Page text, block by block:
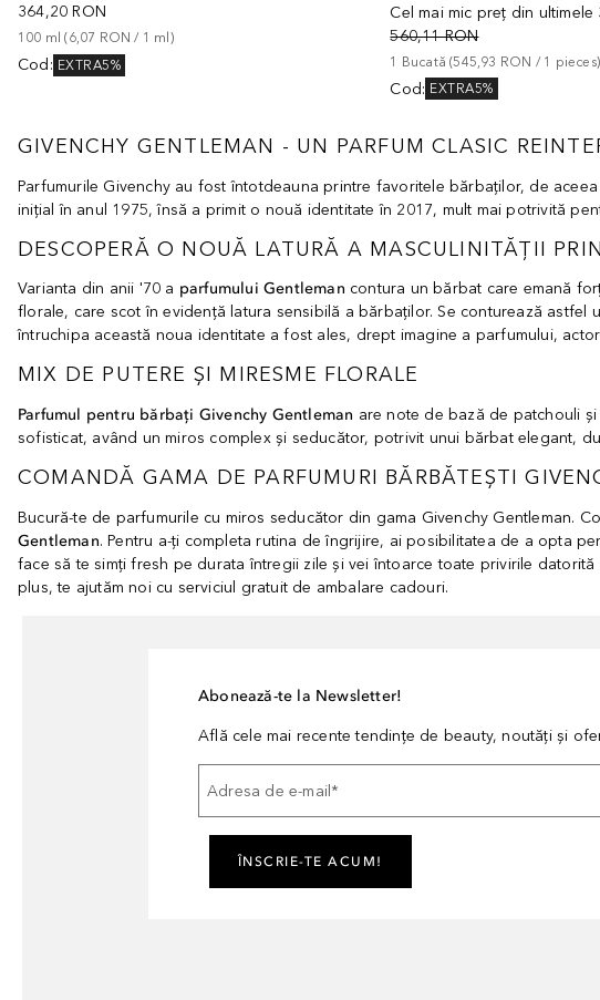
364,20 RON
100 ml (6,07 RON / 1 ml )
Cod : EXTRA5%
Cel mai mic preț din ultimele
560,11 RON
1 Bucată (545,93 RON / 1 pieces)
Cod: EXTRA5%
GIVENCHY GENTLEMAN - UN PARFUM CLASIC
Parfumurile Givenchy au fost întotdeauna printre favoritele bărbaților, de
inițial în anul 1975, însă a primit o nouă identitate în 2017, mult mai potrivită
DESCOPERĂ O NOUĂ LATURĂ A MASCULINITĂȚII
Varianta din anii '70 a parfumului Gentleman contura un bărbat care emană
florale, care scot în evidență latura sensibilă a bărbaților. Se conturează
întruchipa această noua identitate a fost ales, drept imagine a parfumului,
MIX DE PUTERE ȘI MIRESME FLORALE
Parfumul pentru bărbați Givenchy Gentleman are note de bază de patchouli
sofisticat, având un miros complex și seducător, potrivit unui bărbat elegant,
COMANDĂ GAMA DE PARFUMURI BĂRBĂTEȘTI
Bucură-te de parfumurile cu miros seducător din gama Givenchy Gentleman.
Gentleman. Pentru a-ți completa rutina de îngrijire, ai posibilitatea de a opta
face să te simți fresh pe durata întregii zile și vei întoarce toate privirile datorită
plus, te ajutăm noi cu serviciul gratuit de ambalare cadouri.
Abonează-te la Newsletter!
Află cele mai recente tendințe de beauty, noutăți și
Adresa de e-mail *
ÎNSCRIE-TE ACUM!